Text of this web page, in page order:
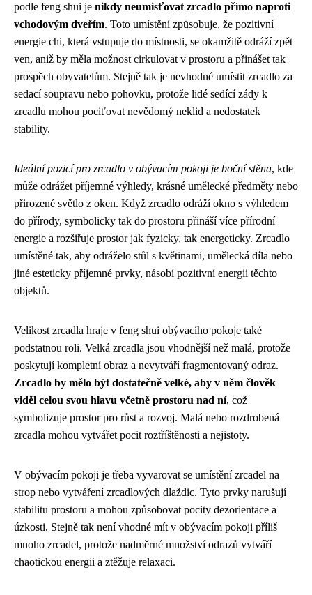
podle feng shui je nikdy neumisťovat zrcadlo přímo naproti
vchodovým dveřím. Toto umístění způsobuje, že pozitivní
energie chi, která vstupuje do místnosti, se okamžitě odráží zpět
ven, aniž by měla možnost cirkulovat v prostoru a přinášet tak
prospěch obyvatelům. Stejně tak je nevhodné umístit zrcadlo za
sedací soupravu nebo pohovku, protože lidé sedící zády k
zrcadlu mohou pociťovat nevědomý neklid a nedostatek
stability.
Ideální pozicí pro zrcadlo v obývacím pokoji je boční stěna, kde
může odrážet příjemné výhledy, krásné umělecké předměty nebo
přirozené světlo z oken. Když zrcadlo odráží okno s výhledem
do přírody, symbolicky tak do prostoru přináší více přírodní
energie a rozšiřuje prostor jak fyzicky, tak energeticky. Zrcadlo
umístěné tak, aby odráželo stůl s květinami, umělecká díla nebo
jiné esteticky příjemné prvky, násobí pozitivní energii těchto
objektů.
Velikost zrcadla hraje v feng shui obývacího pokoje také
podstatnou roli. Velká zrcadla jsou vhodnější než malá, protože
poskytují kompletní obraz a nevytváří fragmentovaný odraz.
Zrcadlo by mělo být dostatečně velké, aby v něm člověk
viděl celou svou hlavu včetně prostoru nad ní, což
symbolizuje prostor pro růst a rozvoj. Malá nebo rozdrobená
zrcadla mohou vytvářet pocit roztříštěnosti a nejistoty.
V obývacím pokoji je třeba vyvarovat se umístění zrcadel na
strop nebo vytváření zrcadlových dlaždic. Tyto prvky narušují
stabilitu prostoru a mohou způsobovat pocity dezorientace a
úzkosti. Stejně tak není vhodné mít v obývacím pokoji příliš
mnoho zrcadel, protože nadměrné množství odrazů vytváří
chaotickou energii a ztěžuje relaxaci.